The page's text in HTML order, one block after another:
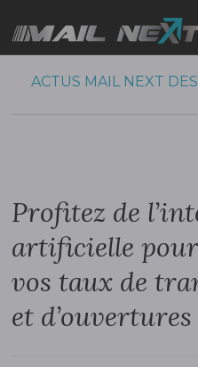
ACTUS MAIL NEXT
Profitez de
artificielle
vos taux de
et d’ouvertures